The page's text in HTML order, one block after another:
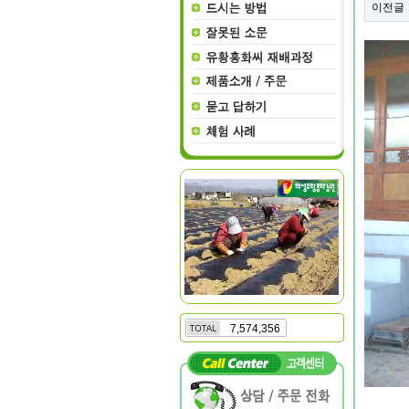
7,574,356
이전글